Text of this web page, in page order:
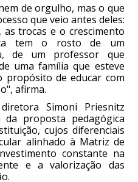
de orgulho, mas o que
que veio antes deles:
trocas e o crescimento
tem o rosto de um
de um professor que
uma família que esteve
propósito de educar com
afirma.
Simoni Priesnitz
proposta pedagógica
cujos diferenciais
alinhado à Matriz de
constante na
e a valorização das